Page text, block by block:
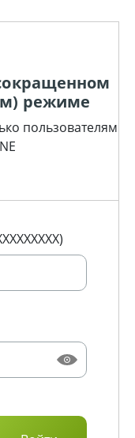
режиме
пользователям